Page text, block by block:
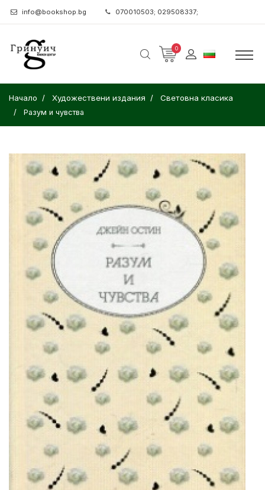
info@bookshop.bg 070010503; 029508337;
0
Начало Художествени издания Световна класика
Разум и чувства